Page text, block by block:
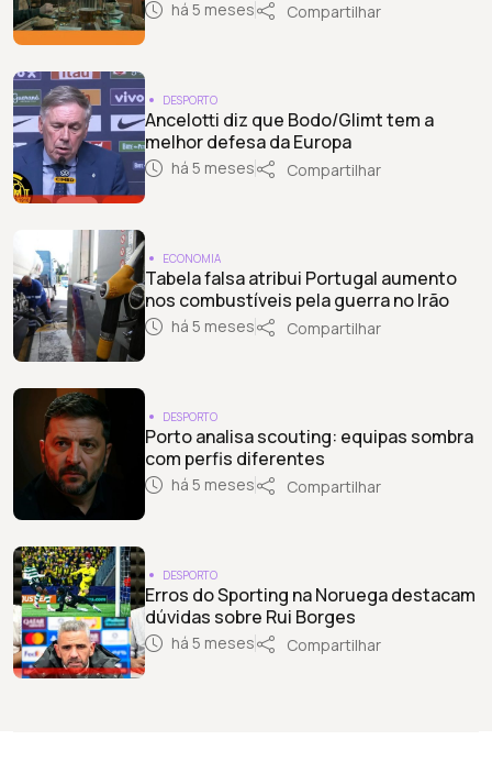
há 5 meses Compartilhar
DESPORTO
Ancelotti diz que Bodo/Glimt tem a
melhor defesa da Europa
há 5 meses Compartilhar
ECONOMIA
Tabela falsa atribui Portugal aumento
nos combustíveis pela guerra no Irão
há 5 meses Compartilhar
DESPORTO
Porto analisa scouting: equipas sombra
com perfis diferentes
há 5 meses Compartilhar
DESPORTO
Erros do Sporting na Noruega destacam
dúvidas sobre Rui Borges
há 5 meses Compartilhar